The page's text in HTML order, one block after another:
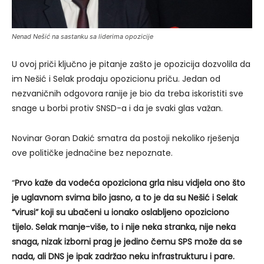
Nenad Nešić na sastanku sa liderima opozicije
U ovoj priči ključno je pitanje zašto je opozicija dozvolila da
im Nešić i Selak prodaju opozicionu priču. Jedan od
nezvaničnih odgovora ranije je bio da treba iskoristiti sve
snage u borbi protiv SNSD-a i da je svaki glas važan.
Novinar Goran Dakić smatra da postoji nekoliko rješenja
ove političke jednačine bez nepoznate.
“Prvo kaže da vodeća opoziciona grla nisu vidjela ono što
je uglavnom svima bilo jasno, a to je da su Nešić i Selak
“virusi” koji su ubačeni u ionako oslabljeno opoziciono
tijelo. Selak manje-više, to i nije neka stranka, nije neka
snaga, nizak izborni prag je jedino čemu SPS može da se
nada, ali DNS je ipak zadržao neku infrastrukturu i pare.